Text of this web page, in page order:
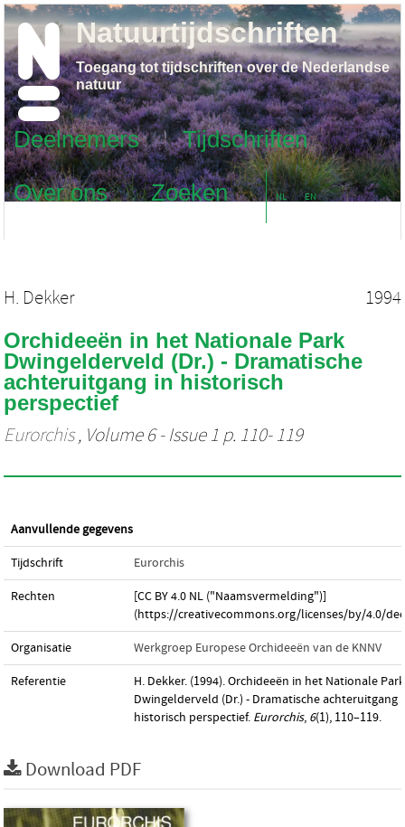
Deelnemers
Tijdschriften
Over ons
Zoeken NL EN
Natuurtijdschriften
Toegang tot tijdschriften over de Nederlandse
natuur
H. Dekker 1994
Orchideeën in het Nationale Park
Dwingelderveld (Dr.) - Dramatische
achteruitgang in historisch
perspectief
Eurorchis, Volume 6 - Issue 1 p. 110- 119
Aanvullende gegevens
Tijdschrift Eurorchis
Rechten
[CC BY 4.0 NL ("Naamsvermelding")]
(https://creativecommons.org/licenses/by/4.0/
Organisatie Werkgroep Europese Orchideeën van de KNNV
Referentie
H. Dekker. (1994). Orchideeën in het Nationale Park
Dwingelderveld (Dr.) - Dramatische achteruitgang
historisch perspectief. Eurorchis, 6(1), 110–119.
Download PDF